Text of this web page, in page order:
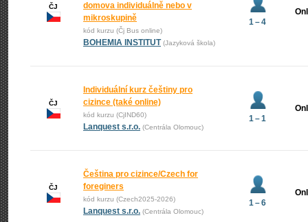
ČJ
domova individuálně nebo v
mikroskupině
kód kurzu (Čj Bus online)
BOHEMIA INSTITUT (Jazyková škola)
1 – 4
ČJ
Individuální kurz češtiny pro
cizince (také online)
kód kurzu (CjIND60)
Lanquest s.r.o. (Centrála Olomouc)
1 – 1
ČJ
Čeština pro cizince/Czech for
foreginers
kód kurzu (Czech2025-2026)
Lanquest s.r.o. (Centrála Olomouc)
1 – 6